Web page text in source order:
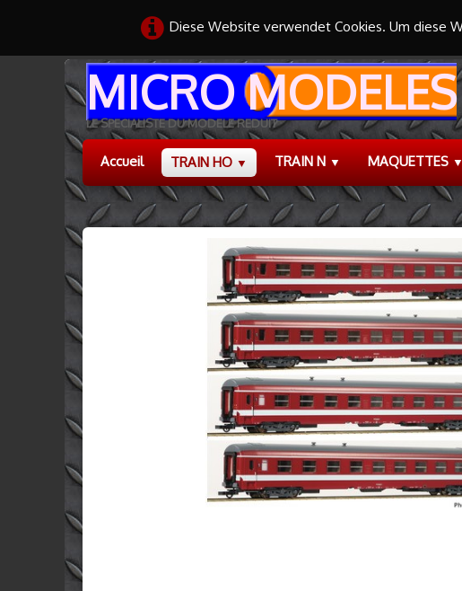
Diese Website verwendet Cookies. Um diese
MICRO MODELES
LE SPECIALISTE DU MODELE REDUIT
Accueil TRAIN HO ▼ TRAIN N ▼ MAQUETTES ▼